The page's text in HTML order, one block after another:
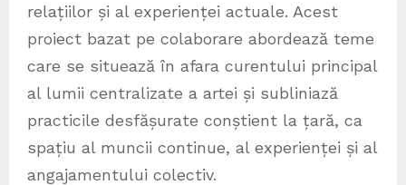
relațiilor și al experienței actuale. Acest
proiect bazat pe colaborare abordează teme
care se situează în afara curentului principal
al lumii centralizate a artei și subliniază
practicile desfășurate conștient la țară, ca
spațiu al muncii continue, al experienței și al
angajamentului colectiv.